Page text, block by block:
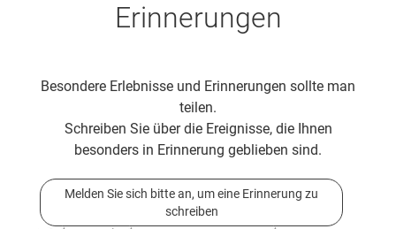
Erinnerungen
Besondere Erlebnisse und Erinnerungen sollte man
teilen.
Schreiben Sie über die Ereignisse, die Ihnen
besonders in Erinnerung geblieben sind.
Melden Sie sich bitte an, um eine Erinnerung zu
schreiben